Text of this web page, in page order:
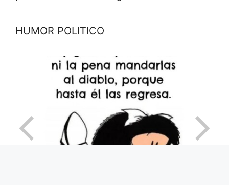
HUMOR POLITICO